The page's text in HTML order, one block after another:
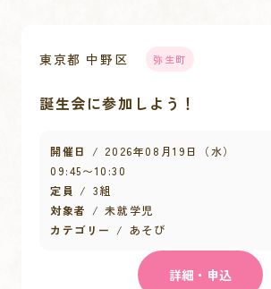
東京都 中野区 弥生町
誕生会に参加しよう！
開催日
2026年08月19日（水）
09:45〜10:30
定員
3組
対象者
未就学児
カテゴリー
あそび
詳細・申込